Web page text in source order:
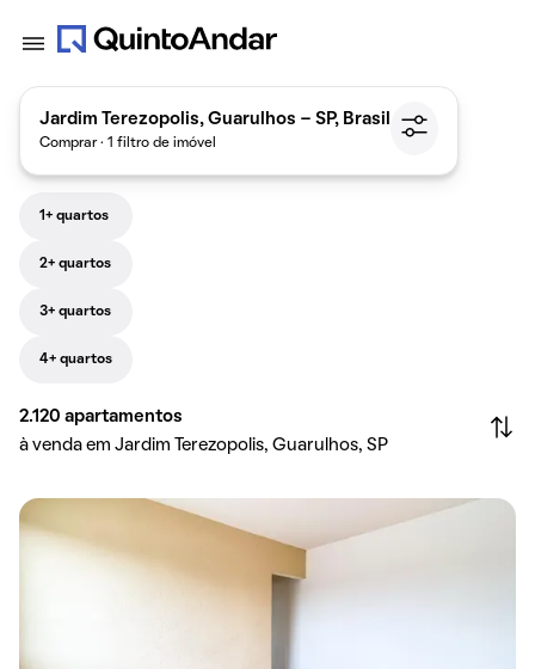
Jardim Terezopolis, Guarulhos - SP, Brasil
Comprar · 1 filtro de imóvel
1+ quartos
2+ quartos
3+ quartos
4+ quartos
2.120 apartamentos
à venda em Jardim Terezopolis, Guarulhos, SP